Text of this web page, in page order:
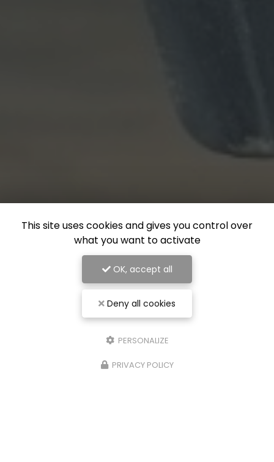
This site uses cookies and gives you control over
what you want to activate
OK, accept all
Deny all cookies
PERSONALIZE
PRIVACY POLICY